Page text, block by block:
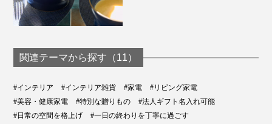
関連テーマから探す（11）
#インテリア #インテリア雑貨 #家電
#リビング家電
#美容・健康家電
#特別な贈りもの
#法人ギフト名入れ可能
#日常の空間を格上げ
#一日の終わりを丁寧に過ごす